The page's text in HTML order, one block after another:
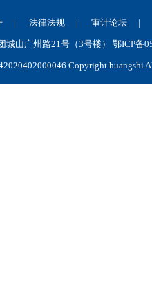
| 法律法规 | 审计论坛
山广州路21号（3号楼） 鄂ICP备
Copyright huangshi